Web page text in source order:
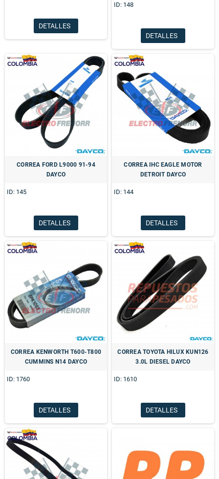
DETALLES
ID: 148
DETALLES
CORREA FORD L9000 91-94
DAYCO
ID: 145
DETALLES
CORREA IHC EAGLE MOTOR
DETROIT DAYCO
ID: 144
DETALLES
CORREA KENWORTH T600-T800
CUMMINS N14 DAYCO
ID: 1760
DETALLES
CORREA TOYOTA HILUX KUN126
3.0L DIESEL DAYCO
ID: 1610
DETALLES